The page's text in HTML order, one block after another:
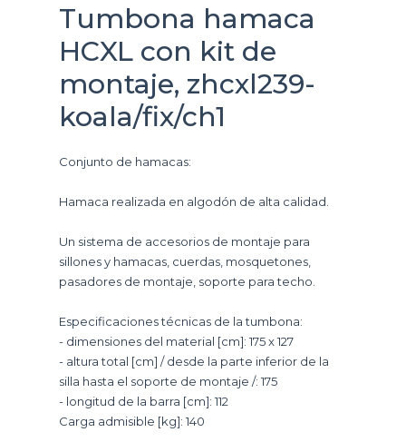
Tumbona hamaca
HCXL con kit de
montaje, zhcxl239-
koala/fix/ch1
Conjunto de hamacas:
Hamaca realizada en algodón de alta calidad.
Un sistema de accesorios de montaje para
sillones y hamacas, cuerdas, mosquetones,
pasadores de montaje, soporte para techo.
Especificaciones técnicas de la tumbona:
- dimensiones del material [cm]: 175 x 127
- altura total [cm] / desde la parte inferior de la
silla hasta el soporte de montaje /: 175
- longitud de la barra [cm]: 112
Carga admisible [kg]: 140